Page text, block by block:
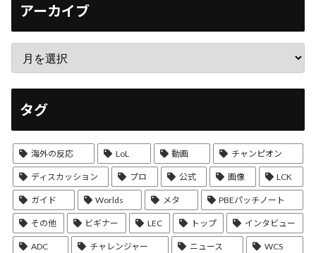
アーカイブ
タグ
海外の反応 LoL 動画 チャンピオン
ディスカッション プロ 公式 画像 LCK
ガイド Worlds メタ PBEパッチノート
その他 ビギナー LEC トップ インタビュー
ADC チャレンジャー ニュース WCS